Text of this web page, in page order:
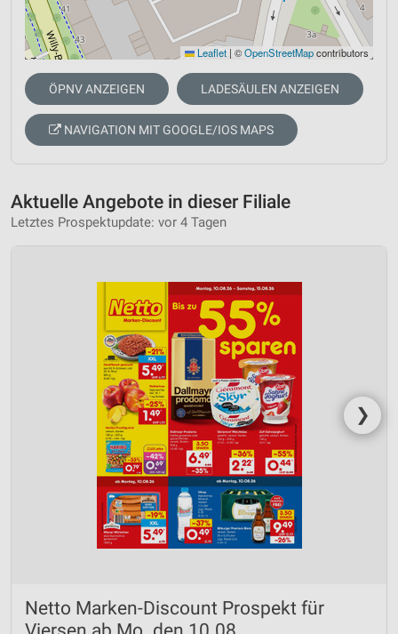
Leaflet | ©OpenStreetMapcontributors
ÖPNV ANZEIGEN LADESÄULEN ANZEIGEN
NAVIGATION MIT GOOGLE/IOS MAPS
Aktuelle Angebote in dieser Filiale
Letztes Prospektupdate: vor 4 Tagen
❯
Netto Marken-Discount Prospekt für